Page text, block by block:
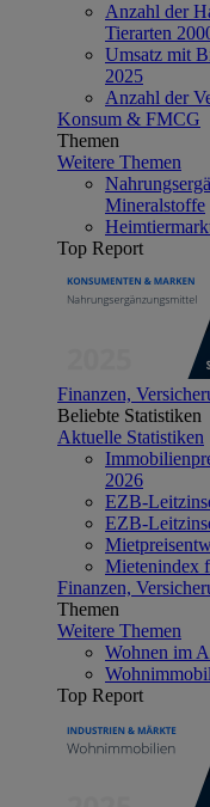
Anzahl der
Tierarten
Umsatz mit
2025
Anzahl der
Konsum & FMCG
Themen
Weitere Themen
Mineralstoffe
Top Report
Finanzen,
Beliebte Statistiken
Aktuelle Statistiken
2026
EZB-
EZB-
Mietenindex
Finanzen,
Themen
Weitere Themen
Wohnen im
Top Report